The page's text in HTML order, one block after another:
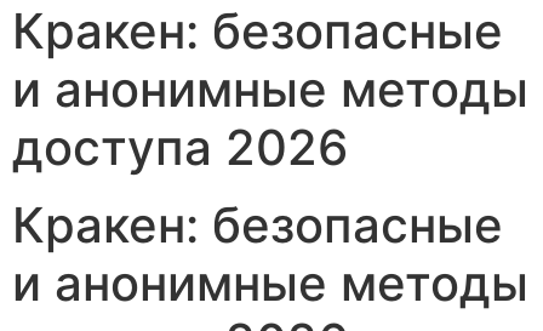
Кракен: безопасные
и анонимные методы
доступа 2026
Кракен: безопасные
и анонимные методы